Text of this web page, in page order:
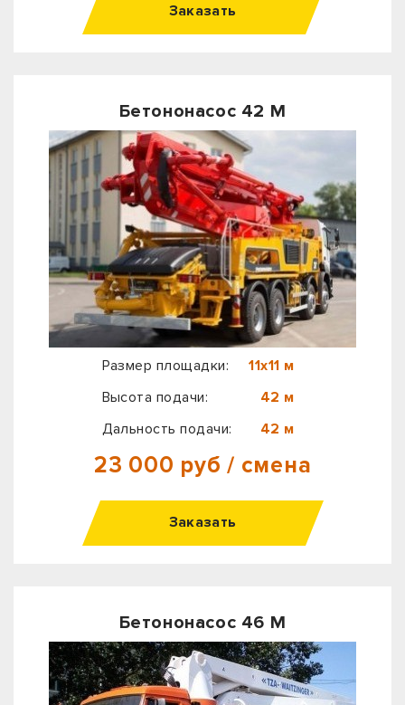
Заказать
Бетононасос 42 М
Размер площадки:
11х11 м
Высота подачи:
42 м
Дальность подачи:
42 м
23 000 руб / смена
Заказать
Бетононасос 46 М